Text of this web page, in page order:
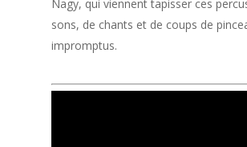
Nagy, qui viennent tapisser ces
sons, de chants et de coups de
impromptus.